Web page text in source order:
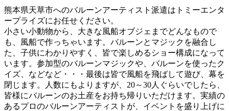
熊本県天草市へのバルーンアーティスト派遣はトミーエンタ
ープライズにお任せください。
小さい小動物から、大きな風船オブジェまでどんなもので
も、風船で作っちゃいます。バルーンとマジックを融合し
た、子供にわかりやすく、皆で楽しめるショー構成になって
います。参加型のバルーンマジックや、バルーンを使ったク
イズ、などなど・・・最後は皆で風船を飛ばして遊び、幕を
閉じます。人数にもよりますが、20～30人ぐらいでしたら、
皆様にバルーンのお土産をお持ち帰りいただけます。 実績の
あるプロのバルーンアーティストが、イベントを盛り上げに